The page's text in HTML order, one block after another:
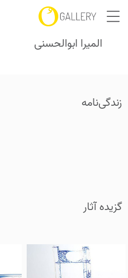
المیرا ابوالحسنی
زندگی‌نامه
گزیده آثار